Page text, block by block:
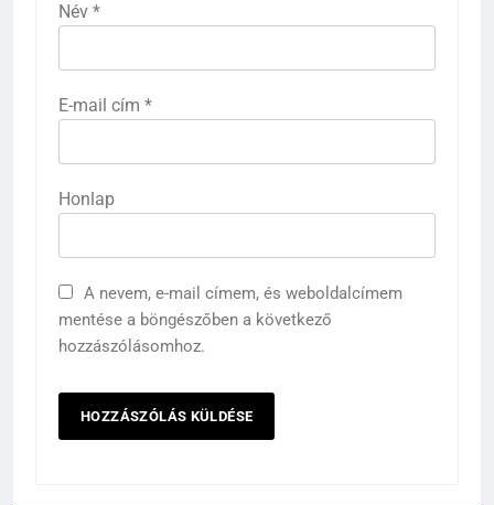
Név *
E-mail cím *
Honlap
A nevem, e-mail címem, és weboldalcímem
mentése a böngészőben a következő
hozzászólásomhoz.